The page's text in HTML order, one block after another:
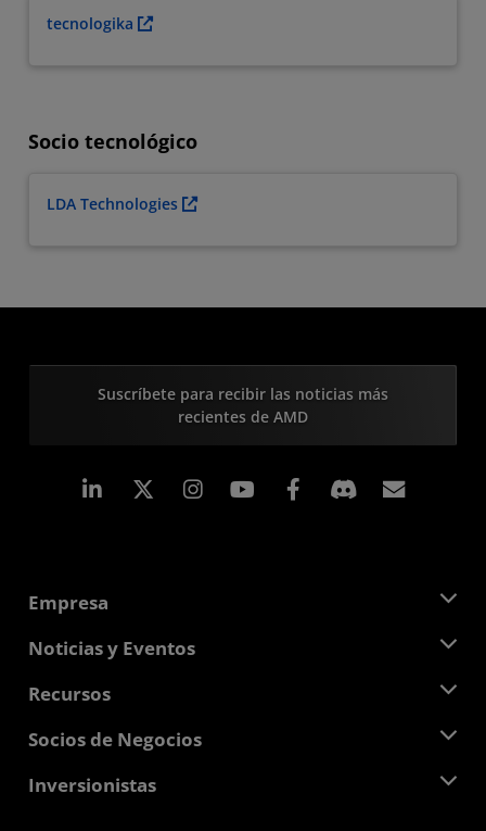
tecnologika
Socio tecnológico
LDA Technologies
Suscríbete para recibir las noticias más
recientes de AMD
LinkedIn Instagram Facebook
Empresa
Acerca de AMD
Responsabilidad corporativa
Carreras profesionales
Contáctanos
Noticias y Eventos
Sala de prensa
Biblioteca multimedia
Recursos
Centro para desarrolladores
Casos de Estudio
Socios de Negocios
Centro para socios de AMD
Inversionistas